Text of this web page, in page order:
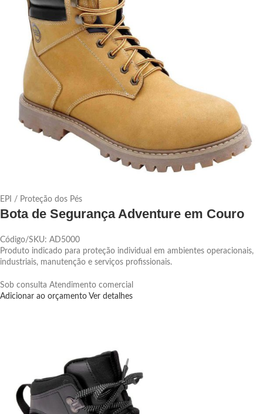
EPI / Proteção dos Pés
Bota de Segurança Adventure em Couro
Código/SKU: AD5000
Produto indicado para proteção individual em ambientes operacionais,
industriais, manutenção e serviços profissionais.
Sob consulta Atendimento comercial
Adicionar ao orçamento Ver detalhes